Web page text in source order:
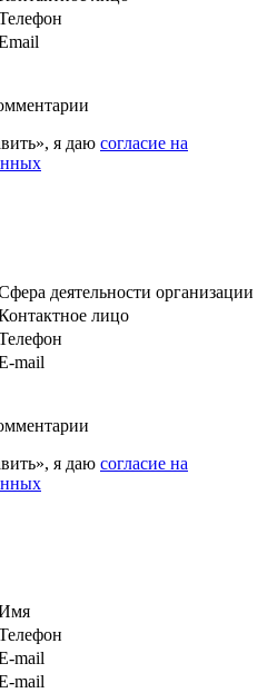
я даю согласие на
деятельности организации
лицо
mail
я даю согласие на
mail
mail